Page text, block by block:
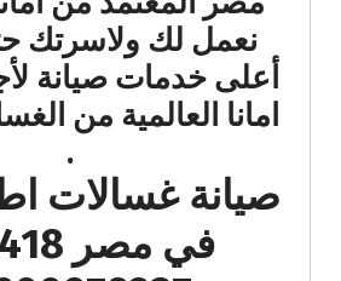
نعمل لك ولاسرتك
أعلى خدمات صيانة
امانا العالمية من
.
صيانة غسالات